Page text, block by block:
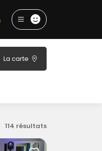
La carte
114 résultats